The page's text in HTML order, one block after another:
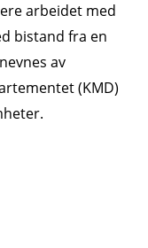
arbeidet med
bistand fra en
av
(KMD)